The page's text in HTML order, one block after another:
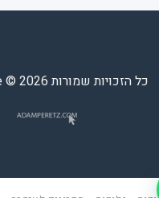
כל הזכויות שמורות 2026 © KipaStore